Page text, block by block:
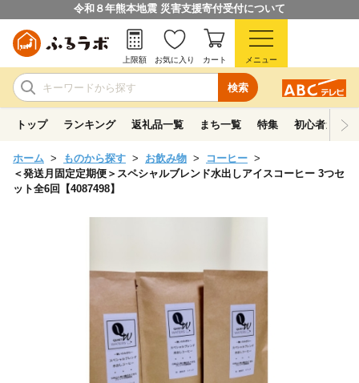
令和８年熊本地震 災害支援寄付受付について
検索
上限額 お気に入り カート メニュー
トップ ランキング 返礼品一覧 まち一覧 特集 初心者ガイド
ホーム ものから探す お飲み物
コーヒー
＜発送月固定定期便＞スペシャルブレンド水出しアイスコーヒー 3つセ
ット全6回【4087498】